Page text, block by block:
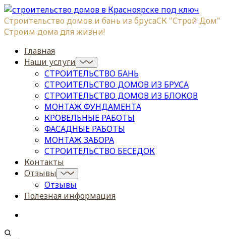
Строительство домов и бань из брусаСК "Строй Дом"
Строим дома для жизни!
Главная
Наши услуги
СТРОИТЕЛЬСТВО БАНЬ
СТРОИТЕЛЬСТВО ДОМОВ ИЗ БРУСА
СТРОИТЕЛЬСТВО ДОМОВ ИЗ БЛОКОВ
МОНТАЖ ФУНДАМЕНТА
КРОВЕЛЬНЫЕ РАБОТЫ
ФАСАДНЫЕ РАБОТЫ
МОНТАЖ ЗАБОРА
СТРОИТЕЛЬСТВО БЕСЕДОК
Контакты
Отзывы
Отзывы
Полезная информация